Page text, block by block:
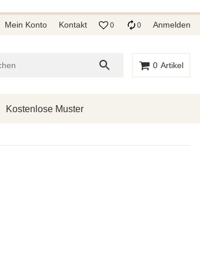
Mein Konto Kontakt 0 0 Anmelden
0 Artikel
Kostenlose Muster